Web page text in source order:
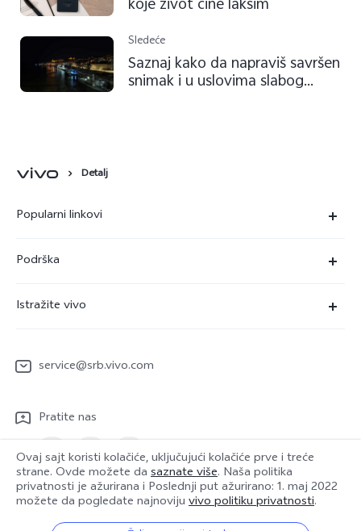
koje život čine lakšim
Sledeće
Saznaj kako da napraviš savršen
snimak i u uslovima slabog
Detalj
Popularni linkovi
Y22s
Y17s
Podrška
Funtouch OS
Nadogradnja sistema
Uputstvo za korišćenje
Evidencija ažuriranja
Garantna politika
Istražite vivo
Ljudi
Pravna obaveštenja
Održivost
vivo Centar za privatnost
service@srb.vivo.com
Pratite nas
Serbia | Izaberite zemlju/region
Ovaj sajt koristi kolačiće, uključujući kolačiće prve i treće
strane. Ovde možete da saznate više. Naša politika
privatnosti je ažurirana i Poslednji put ažurirano: 1. maj 2022
možete da pogledate najnoviju vivo politiku privatnosti.